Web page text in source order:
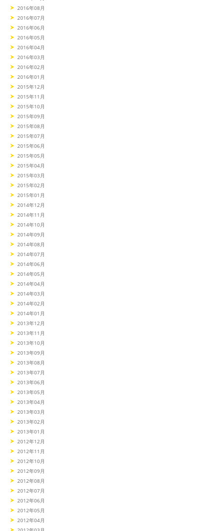
2016年08月
2016年07月
2016年06月
2016年05月
2016年04月
2016年03月
2016年02月
2016年01月
2015年12月
2015年11月
2015年10月
2015年09月
2015年08月
2015年07月
2015年06月
2015年05月
2015年04月
2015年03月
2015年02月
2015年01月
2014年12月
2014年11月
2014年10月
2014年09月
2014年08月
2014年07月
2014年06月
2014年05月
2014年04月
2014年03月
2014年02月
2014年01月
2013年12月
2013年11月
2013年10月
2013年09月
2013年08月
2013年07月
2013年06月
2013年05月
2013年04月
2013年03月
2013年02月
2013年01月
2012年12月
2012年11月
2012年10月
2012年09月
2012年08月
2012年07月
2012年06月
2012年05月
2012年04月